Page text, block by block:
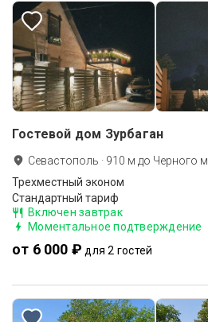
Гостевой дом Зурбаган
Севастополь · 910 м до Черного
Трехместный эконом
Стандартный тариф
Включен завтрак
Моментальное подтверждение
от 6 000 ₽ для 2 гостей